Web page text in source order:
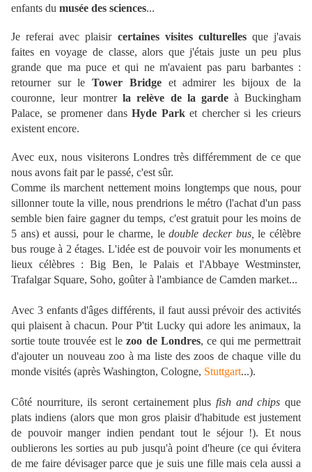
enfants du musée des sciences...
Je referai avec plaisir certaines visites culturellesque j'avais
faites en voyage de classe, alors que j'étais juste un peu plus
grande que ma puce et qui ne m'avaient pas paru barbantes :
retourner sur leTower Bridgeet admirer les bijoux de la
couronne, leur montrerla relève de la gardeà Buckingham
Palace, se promener dans Hyde Parket chercher si les crieurs
existent encore.
Avec eux, nous visiterons Londres très différemment de ce que
nous avons fait par le passé, c'est sûr.
Comme ils marchent nettement moins longtemps que nous, pour
sillonner toute la ville, nous prendrions le métro (l'achat d'un pass
semble bien faire gagner du temps, c'est gratuit pour les moins de
5 ans) et aussi, pour le charme, ledouble decker bus, le célèbre
bus rouge à 2 étages. L'idée est de pouvoir voir les monuments et
lieux célèbres : Big Ben, le Palais et l'Abbaye Westminster,
Trafalgar Square, Soho, goûter à l'ambiance de Camden market...
Avec 3 enfants d'âges différents, il faut aussi prévoir des activités
qui plaisent à chacun. Pour P'tit Lucky qui adore les animaux, la
sortie toute trouvée est lezoo de Londres, ce qui me permettrait
d'ajouter un nouveau zoo à ma liste des zoos de chaque ville du
monde visités (après Washington, Cologne, Stuttgart...).
Côté nourriture, ils seront certainement plus fish and chips que
plats indiens (alors que mon gros plaisir d'habitude est justement
de pouvoir manger indien pendant tout le séjour !). Et nous
oublierons les sorties au pub jusqu'à point d'heure (ce qui évitera
de me faire dévisager parce que je suis une fille mais cela aussi a